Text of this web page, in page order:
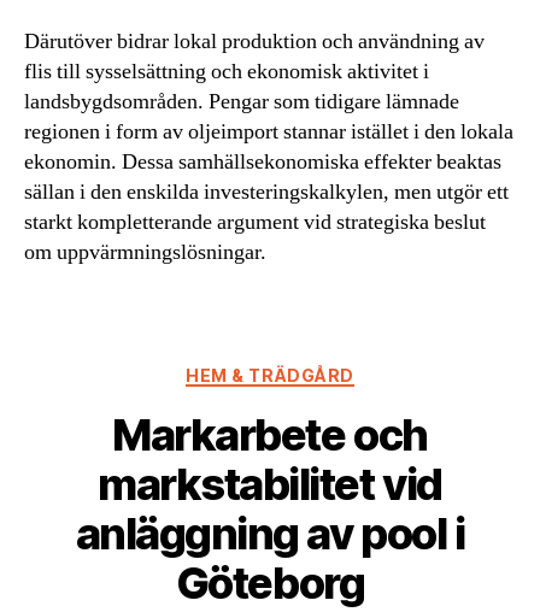
Därutöver bidrar lokal produktion och användning av
flis till sysselsättning och ekonomisk aktivitet i
landsbygdsområden. Pengar som tidigare lämnade
regionen i form av oljeimport stannar istället i den lokala
ekonomin. Dessa samhällsekonomiska effekter beaktas
sällan i den enskilda investeringskalkylen, men utgör ett
starkt kompletterande argument vid strategiska beslut
om uppvärmningslösningar.
Kategorier
HEM & TRÄDGÅRD
Markarbete och
markstabilitet vid
anläggning av pool i
Göteborg